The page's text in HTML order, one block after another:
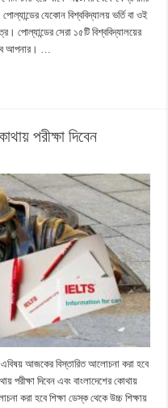
যেকোন বিশ্ববিদ্যালয় ভর্তি বা ওই
পোল্যান্ডের সেরা ১৫টি বিশ্ববিদ্যালয়ের
আপনার। …
পরীক্ষা দিবেন
এবিষয় আজকের বিস্তারিত আলোচনা করা হবে
পরীক্ষা দিবেন এবং বাংলাদেশের কোথায়
করা হবে শিক্ষা ডেস্ক থেকে উচ্চ শিক্ষায়